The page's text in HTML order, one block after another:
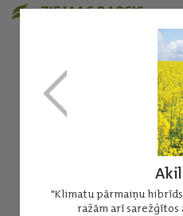
"Klimatu pārmaiņu
ražām arī sarežģītos
ZIEMAS RAPSIS